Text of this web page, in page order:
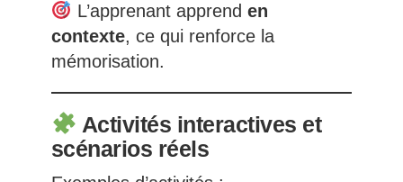
L’apprenant apprend en
contexte, ce qui renforce la
mémorisation.
Activités interactives et
scénarios réels